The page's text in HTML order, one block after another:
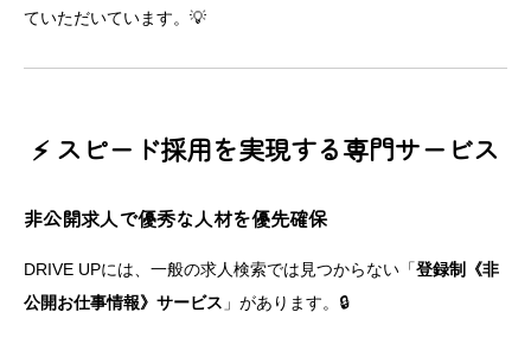
ていただいています。💡
⚡ スピード採用を実現する専門サービス
非公開求人で優秀な人材を優先確保
DRIVE UPには、一般の求人検索では見つからない「登録制《非
公開お仕事情報》サービス 」があります。🔒